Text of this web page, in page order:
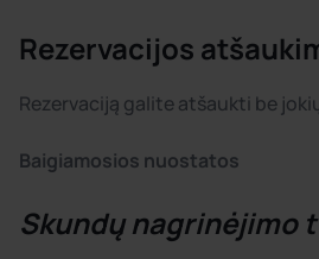
Rezervacijos
Rezervaciją galite atšaukti be
Baigiamosios nuostatos
Skundų nagrinėjimo